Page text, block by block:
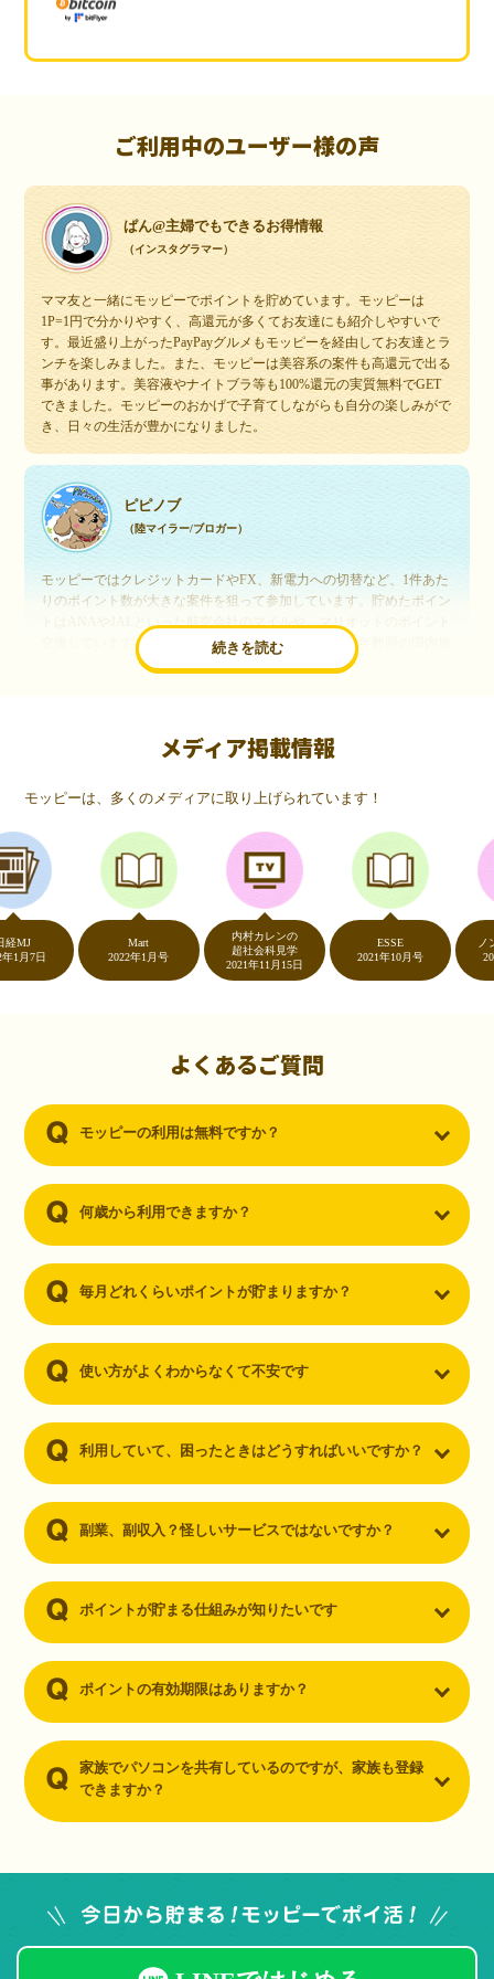
ご利用中のユーザー様の声
ぱん@主婦でもできるお得情報
（インスタグラマー）
ママ友と一緒にモッピーでポイントを貯めています。モッピーは
1P=1円で分かりやすく、高還元が多くてお友達にも紹介しやすいで
す。最近盛り上がったPayPayグルメもモッピーを経由してお友達とラ
ンチを楽しみました。また、モッピーは美容系の案件も高還元で出る
事があります。美容液やナイトブラ等も100%還元の実質無料でGET
できました。モッピーのおかげで子育てしながらも自分の楽しみがで
き、日々の生活が豊かになりました。
続きを読む
ピピノブ
（陸マイラー/ブロガー）
モッピーではクレジットカードやFX、新電力への切替など、1件あた
りのポイント数が大きな案件を狙って参加しています。貯めたポイン
交換しています。このようにすることで、ほぼ無料で年数回の国内旅
行や海外旅行を実現しています。モッピーは陸マイラーや旅行好きに
いつものネットショッピングが、モッピーでお得
（20代・女性）
友達に勧められてモッピーをはじめました。空いた時間にスマホで買
い物をすることが多いのですが、モッピーを経由するだけでショップ
のポイントとモッピーのポイントが二重で貯まることを知り、ビック
リ…！いつものネットショッピングをモッピーを経由するだけでポイ
ントが貯まるなんて…もっと早く教えてほしかった～！貯まったポイ
ントはギフト券に交換して、プチ贅沢を楽しんでます♪
（30代・男性）
ーを知りました。クレジットカードを発行するだけでポイントが貯ま
るならと無料登録して、クレジットカードの発行やアプリダウンロー
メディア掲載情報
モッピーは、多くのメディアに取り上げられています！
日
2022年1月号
内村カレンの
超社会科見学
2021年11月15日
2021年10月号
ノンス
2020年
よくあるご質問
モッピーの利用は無料ですか？
何歳から利用できますか？
毎月どれくらいポイントが貯まりますか？
使い方がよくわからなくて不安です
利用していて、困ったときはどうすればいいですか？
副業、副収入？怪しいサービスではないですか？
ポイントが貯まる仕組みが知りたいです
ポイントの有効期限はありますか？
家族でパソコンを共有しているのですが、家族も登録
できますか？